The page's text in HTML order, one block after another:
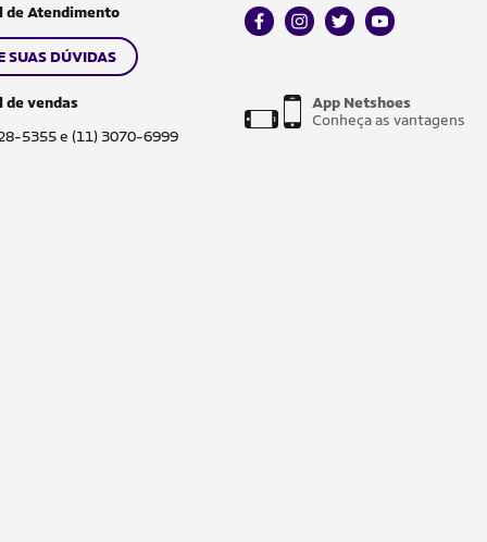
de Atendimento
SUAS DÚVIDAS
de vendas
5355 e (11) 3070-6999
facebookinstagram
twitteryoutube
App Netshoes
Conheça as vantagens